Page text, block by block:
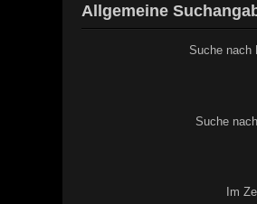
Allgemeine
Suche nach
Suche
Im